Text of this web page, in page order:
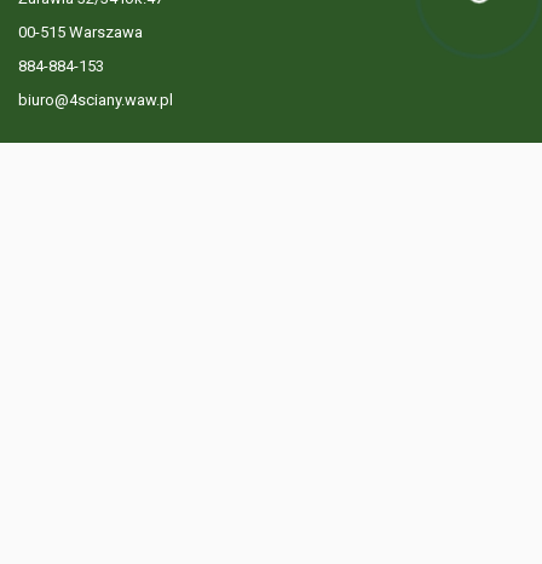
00-515 Warszawa
884-884-153
biuro@4sciany.waw.pl